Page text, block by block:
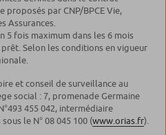
proposés par CNP/BPCE Vie,
Assurances.
5 fois maximum dans les 6 mois
Selon les conditions en vigueur
et conseil de surveillance au
social : 7, promenade Germaine
455 042, intermédiaire
le N° 08 045 100 (www.orias.fr).